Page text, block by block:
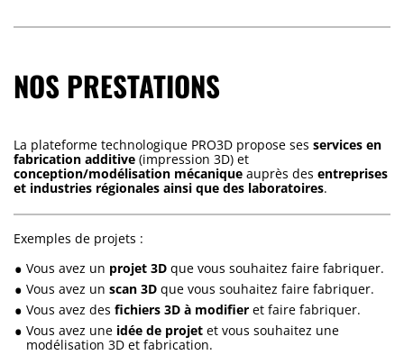
NOS PRESTATIONS
La plateforme technologique PRO3D propose ses services en
fabrication additive (impression 3D) et
conception/modélisation mécanique auprès des entreprises
et industries régionales ainsi que des laboratoires.
Exemples de projets :
Vous avez un projet 3D que vous souhaitez faire fabriquer.
Vous avez un scan 3D que vous souhaitez faire fabriquer.
Vous avez des fichiers 3D à modifier et faire fabriquer.
Vous avez une idée de projet et vous souhaitez une
modélisation 3D et fabrication.